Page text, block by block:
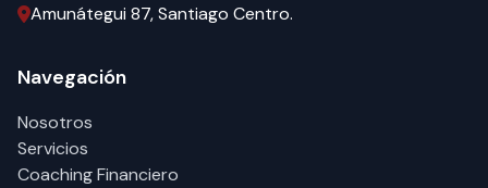
Amunátegui 87, Santiago Centro.
Navegación
Nosotros
Servicios
Coaching Financiero